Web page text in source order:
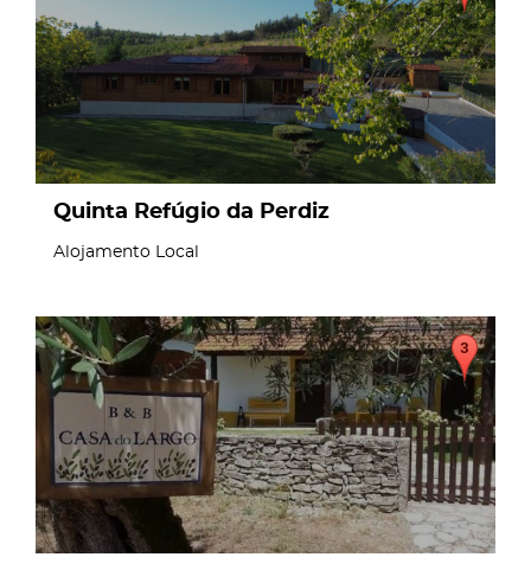
Quinta Refúgio da Perdiz
Alojamento Local
page